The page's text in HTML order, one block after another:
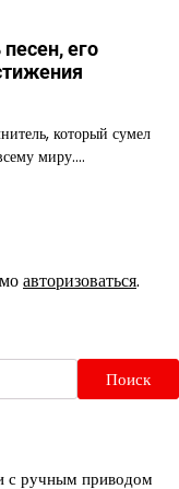
его
который сумел
миру.…
авторизоваться.
Поиск
с ручным приводом